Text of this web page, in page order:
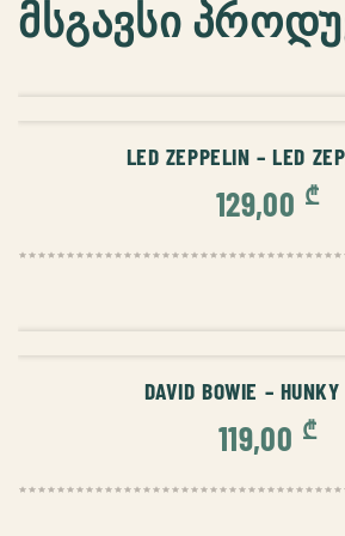
მსგავსი
LED ZEPPELIN – LED
129,00 ₾
DAVID BOWIE – HUNKY
119,00 ₾